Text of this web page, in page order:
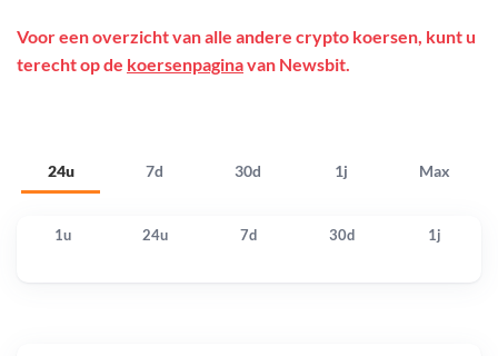
24u 7d 30d 1j Max
Voor een overzicht van alle andere crypto koersen, kunt u
terecht op de koersenpaginavan Newsbit.
1u 24u 7d 30d 1j